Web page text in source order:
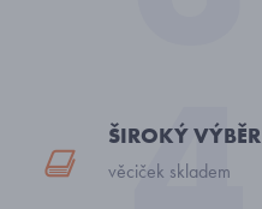
ŠIROKÝ VÝBĚR
věciček skladem